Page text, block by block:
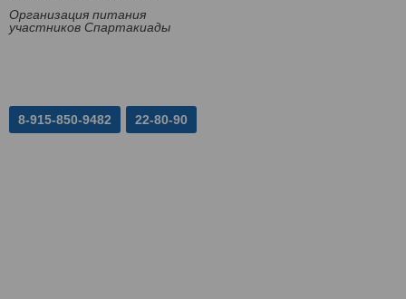
Организация питания
участников Спартакиады
8-915-850-9482 22-80-90